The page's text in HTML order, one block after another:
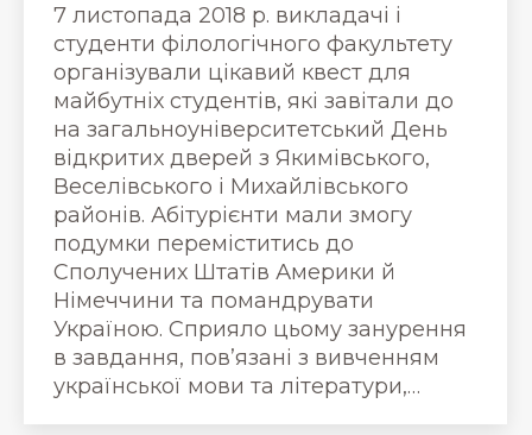
7 листопада 2018 р. викладачі і
студенти філологічного факультету
організували цікавий квест для
майбутніх студентів, які завітали до
на загальноуніверситетський День
відкритих дверей з Якимівського,
Веселівського і Михайлівського
районів. Абітурієнти мали змогу
подумки переміститись до
Сполучених Штатів Америки й
Німеччини та помандрувати
Україною. Сприяло цьому занурення
в завдання, пов’язані з вивченням
української мови та літератури,…